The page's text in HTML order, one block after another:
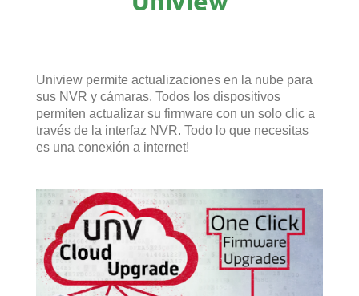
Uniview permite actualizaciones en la nube para
sus NVR y cámaras. Todos los dispositivos
permiten actualizar su firmware con un solo clic a
través de la interfaz NVR. Todo lo que necesitas
es una conexión a internet!